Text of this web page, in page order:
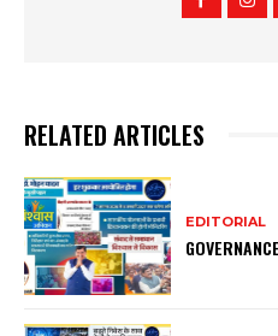
RELATED ARTICLES
EDITORIAL